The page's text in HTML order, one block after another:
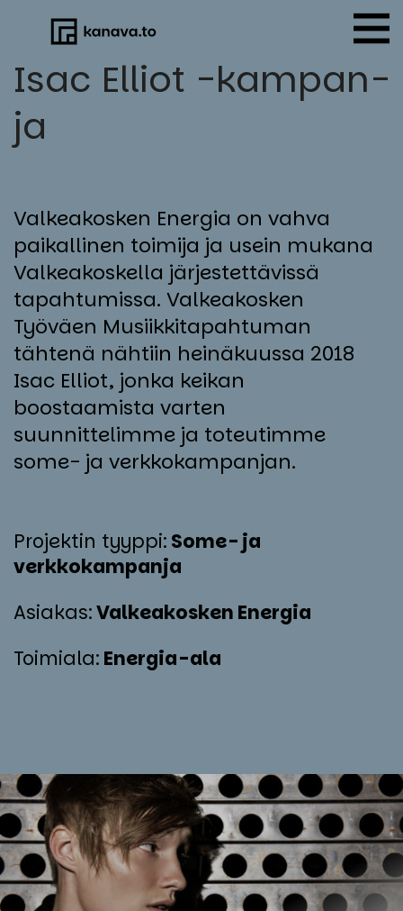
content
Isac El­liot -kam­pan­
ja
Valkeakosken Energia on vahva
paikallinen toimija ja usein mukana
Valkeakoskella järjestettävissä
tapahtumissa. Valkeakosken
Työväen Musiikkitapahtuman
tähtenä nähtiin heinäkuussa 2018
Isac Elliot, jonka keikan
boostaamista varten
suunnittelimme ja toteutimme
some- ja verkkokampanjan.
Projektin tyyppi: Some- ja
verkkokampanja
Asiakas:Valkeakosken Energia
Toimiala: Energia-ala